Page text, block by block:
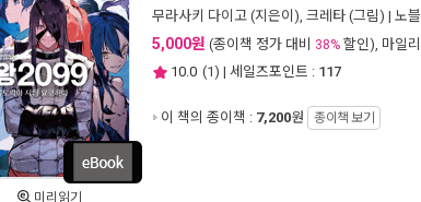
미리읽기
무라사키 다이고 (지은이), 크레타 (그림) | 노
5,000원 (종이책 정가 대비 38% 할인), 마일리
10.0 (1) | 세일즈포인트 : 117
이 책의 종이책 : 7,200원 종이책 보기